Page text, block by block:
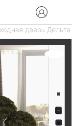
дверь